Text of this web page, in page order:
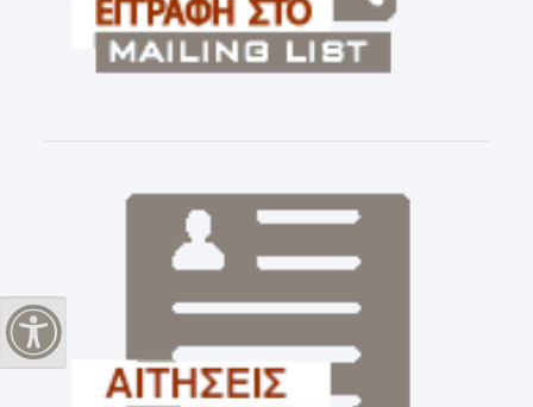
Εναλλαγή Υψηλής Αντίθεσης